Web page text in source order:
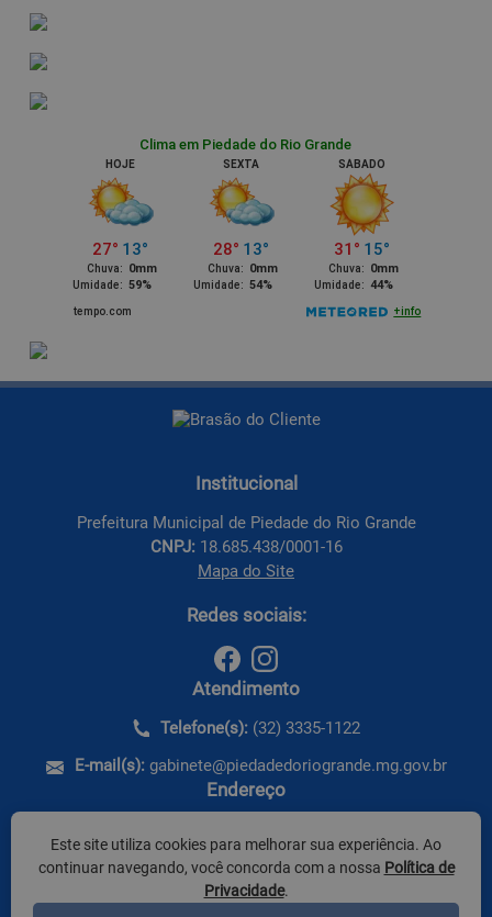
Institucional
Prefeitura Municipal de Piedade do Rio Grande
CNPJ: 18.685.438/0001-16
Mapa do Site
Redes sociais:
Atendimento
Telefone(s): (32) 3335-1122
E-mail(s): gabinete@piedadedoriogrande.mg.gov.br
Endereço
CEP: 36.227-000 - Piedade do Rio Grande / MG
Este site utiliza cookies para melhorar sua experiência. Ao
continuar navegando, você concorda com a nossa Política de
Privacidade.